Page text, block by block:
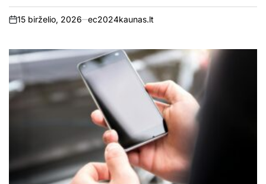
on
15 birželio, 2026 ec2024kaunas.lt